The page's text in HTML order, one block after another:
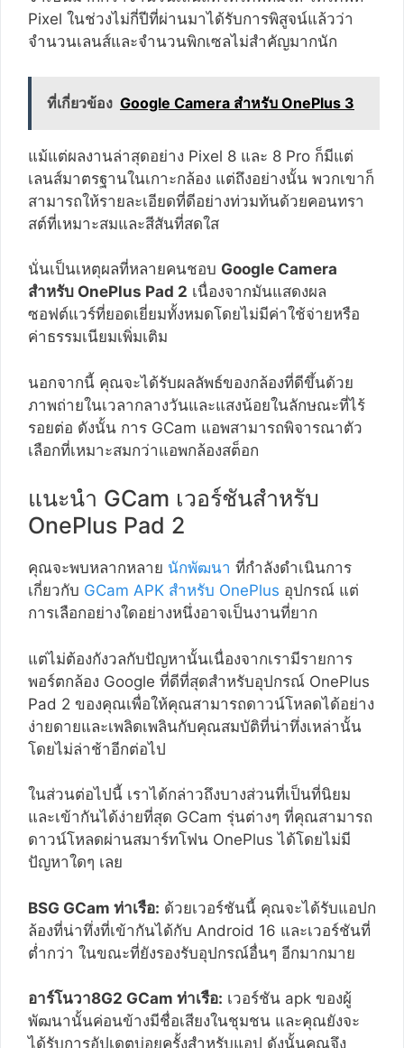
Pixel ในช่วงไม่กี่ปีที่ผ่านมาได้รับการพิสูจน์แล้วว่า
จำนวนเลนส์และจำนวนพิกเซลไม่สำคัญมากนัก
ที่เกี่ยวข้อง Google Camera สำหรับ OnePlus 3
แม้แต่ผลงานล่าสุดอย่าง Pixel 8 และ 8 Pro ก็มีแต่
เลนส์มาตรฐานในเกาะกล้อง แต่ถึงอย่างนั้น พวกเขาก็
สามารถให้รายละเอียดที่ดีอย่างท่วมท้นด้วยคอนทรา
สต์ที่เหมาะสมและสีสันที่สดใส
นั่นเป็นเหตุผลที่หลายคนชอบ Google Camera
สำหรับ OnePlus Pad 2 เนื่องจากมันแสดงผล
ซอฟต์แวร์ที่ยอดเยี่ยมทั้งหมดโดยไม่มีค่าใช้จ่ายหรือ
ค่าธรรมเนียมเพิ่มเติม
นอกจากนี้ คุณจะได้รับผลลัพธ์ของกล้องที่ดีขึ้นด้วย
ภาพถ่ายในเวลากลางวันและแสงน้อยในลักษณะที่ไร้
รอยต่อ ดังนั้น การ GCam แอพสามารถพิจารณาตัว
เลือกที่เหมาะสมกว่าแอพกล้องสต็อก
แนะนำ GCam เวอร์ชันสำหรับ
OnePlus Pad 2
คุณจะพบหลากหลาย นักพัฒนา ที่กำลังดำเนินการ
เกี่ยวกับ GCam APK สำหรับ OnePlus อุปกรณ์ แต่
การเลือกอย่างใดอย่างหนึ่งอาจเป็นงานที่ยาก
แต่ไม่ต้องกังวลกับปัญหานั้นเนื่องจากเรามีรายการ
พอร์ตกล้อง Google ที่ดีที่สุดสำหรับอุปกรณ์ OnePlus
Pad 2 ของคุณเพื่อให้คุณสามารถดาวน์โหลดได้อย่าง
ง่ายดายและเพลิดเพลินกับคุณสมบัติที่น่าทึ่งเหล่านั้น
โดยไม่ล่าช้าอีกต่อไป
ในส่วนต่อไปนี้ เราได้กล่าวถึงบางส่วนที่เป็นที่นิยม
และเข้ากันได้ง่ายที่สุด GCam รุ่นต่างๆ ที่คุณสามารถ
ดาวน์โหลดผ่านสมาร์ทโฟน OnePlus ได้โดยไม่มี
ปัญหาใดๆ เลย
BSG GCam ท่าเรือ: ด้วยเวอร์ชันนี้ คุณจะได้รับแอปก
ล้องที่น่าทึ่งที่เข้ากันได้กับ Android 16 และเวอร์ชันที่
ต่ำกว่า ในขณะที่ยังรองรับอุปกรณ์อื่นๆ อีกมากมาย
อาร์โนวา8G2 GCam ท่าเรือ: เวอร์ชัน apk ของผู้
พัฒนานั้นค่อนข้างมีชื่อเสียงในชุมชน และคุณยังจะ
ได้รับการอัปเดตบ่อยครั้งสำหรับแอป ดังนั้นคุณจึง